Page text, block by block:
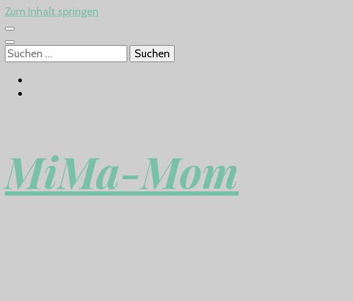
Zum Inhalt springen
Suchen
nach:
MiMa-Mom